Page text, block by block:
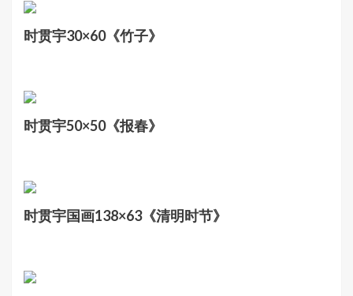
时贯宇30×60《竹子》
时贯宇50×50《报春》
时贯宇国画138×63《清明时节》